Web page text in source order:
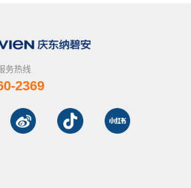
务热线
2369